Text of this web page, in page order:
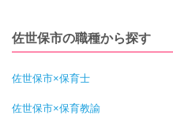
佐世保市の職種から探す
佐世保市×保育士
佐世保市×保育教諭